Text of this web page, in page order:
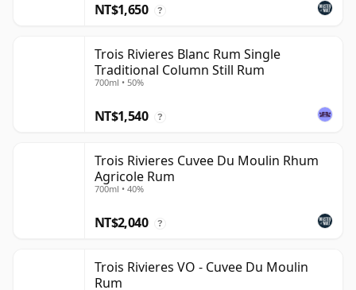
NT$1,650 ?
Trois Rivieres Blanc Rum Single
Traditional Column Still Rum
700ml • 50%
NT$1,540 ?
Trois Rivieres Cuvee Du Moulin Rhum
Agricole Rum
700ml • 40%
NT$2,040 ?
Trois Rivieres VO - Cuvee Du Moulin
Rum